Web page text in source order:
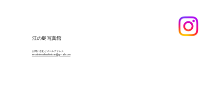
​江の島写真館
お問い合わせメールアドレス
enoshimashashinkan@gmail.com